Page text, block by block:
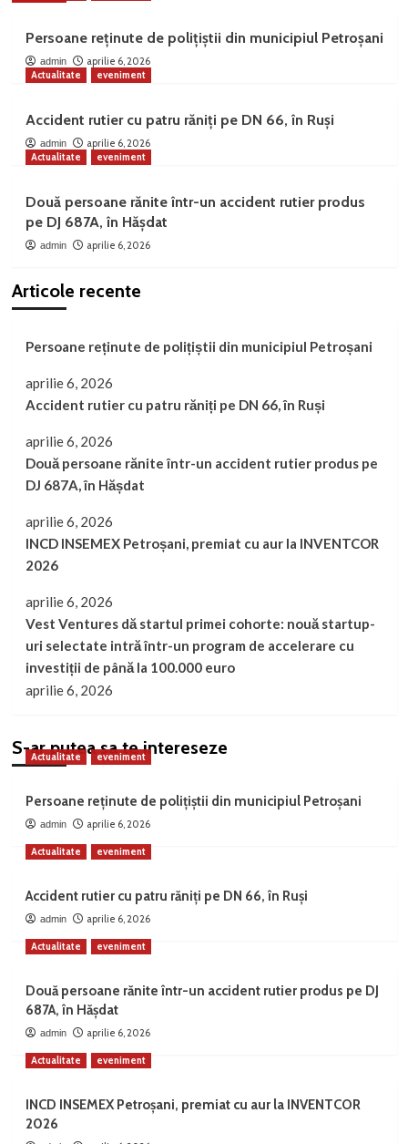
Persoane reținute de polițiștii din municipiul Petroșani
admin
aprilie 6, 2026
Actualitate
eveniment
Accident rutier cu patru răniți pe DN 66, în Ruși
admin
aprilie 6, 2026
Actualitate
eveniment
Două persoane rănite într-un accident rutier produs
pe DJ 687A, în Hășdat
admin aprilie 6, 2026
Articole recente
Persoane reținute de polițiștii din municipiul Petroșani
aprilie 6, 2026
Accident rutier cu patru răniți pe DN 66, în Ruși
aprilie 6, 2026
Două persoane rănite într-un accident rutier produs pe
DJ 687A, în Hășdat
aprilie 6, 2026
INCD INSEMEX Petroșani, premiat cu aur la INVENTCOR
2026
aprilie 6, 2026
Vest Ventures dă startul primei cohorte: nouă startup-
uri selectate intră într-un program de accelerare cu
investiții de până la 100.000 euro
aprilie 6, 2026
S-ar putea sa te intereseze
Actualitate eveniment
Persoane reținute de polițiștii din municipiul Petroșani
admin aprilie 6, 2026
Actualitate eveniment
Accident rutier cu patru răniți pe DN 66, în Ruși
admin aprilie 6, 2026
Actualitate eveniment
Două persoane rănite într-un accident rutier produs pe DJ
687A, în Hășdat
admin aprilie 6, 2026
Actualitate eveniment
INCD INSEMEX Petroșani, premiat cu aur la INVENTCOR
2026